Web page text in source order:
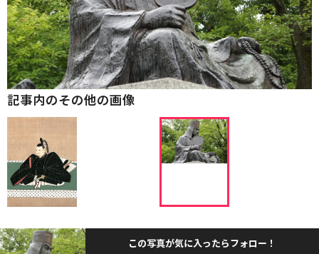
記事内のその他の画像
この写真が気に入ったらフォロー！